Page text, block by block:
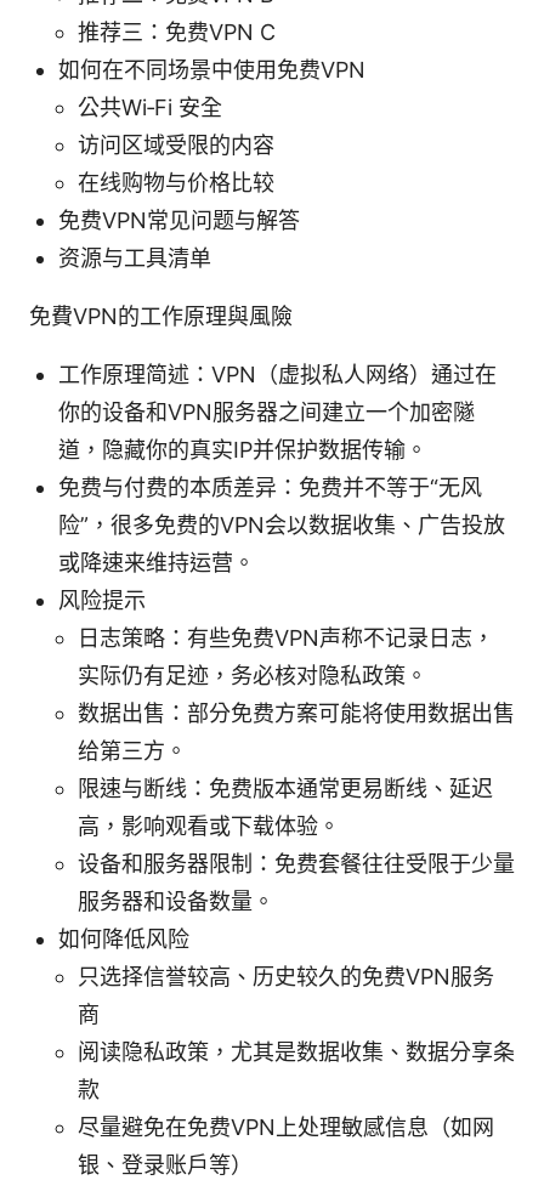
推荐三：免费VPN C
如何在不同场景中使用免费VPN
公共Wi‑Fi 安全
访问区域受限的内容
在线购物与价格比较
免费VPN常见问题与解答
资源与工具清单
免費VPN的工作原理與風險
工作原理简述：VPN（虚拟私人网络）通过在
你的设备和VPN服务器之间建立一个加密隧
道，隐藏你的真实IP并保护数据传输。
免费与付费的本质差异：免费并不等于“无风
险”，很多免费的VPN会以数据收集、广告投放
或降速来维持运营。
风险提示
日志策略：有些免费VPN声称不记录日志，
实际仍有足迹，务必核对隐私政策。
数据出售：部分免费方案可能将使用数据出售
给第三方。
限速与断线：免费版本通常更易断线、延迟
高，影响观看或下载体验。
设备和服务器限制：免费套餐往往受限于少量
服务器和设备数量。
如何降低风险
只选择信誉较高、历史较久的免费VPN服务
商
阅读隐私政策，尤其是数据收集、数据分享条
款
尽量避免在免费VPN上处理敏感信息（如网
银、登录账户等）